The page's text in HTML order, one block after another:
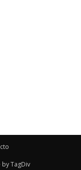
TagDiv